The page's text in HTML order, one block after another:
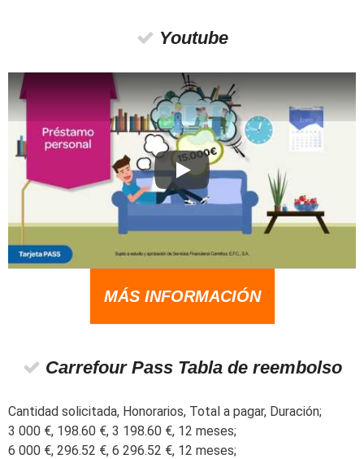
Youtube
MÁS INFORMACIÓN
Carrefour Pass Tabla de reembolso
Cantidad solicitada, Honorarios, Total a pagar, Duración;
3 000 €, 198.60 €, 3 198.60 €, 12 meses;
6 000 €, 296.52 €, 6 296.52 €, 12 meses;